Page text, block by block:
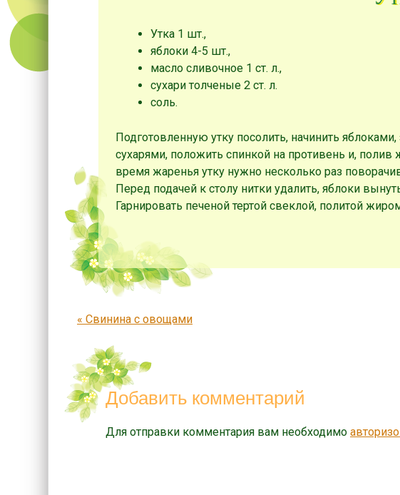
Утка 1 шт.,
яблоки 4-5 шт.,
масло сливочное 1 ст. л.,
сухари толченые 2 ст. л.
соль.
Подготовленную утку посолить, начинить
сухарями, положить спинкой на противень и,
время жаренья утку нужно несколько раз
Перед подачей к столу нитки удалить, яблоки
Гарнировать печеной тертой свеклой, политой
Запись навигация
« Свинина с овощами
Добавить комментарий
Для отправки комментария вам необходимо